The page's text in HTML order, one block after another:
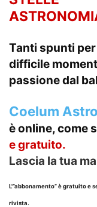
Tanti spunti
difficile
passione dal
Coelum
è online, come
e gratuito.
Lascia la tua
L'”abbonamento” è gratuito e
rivista.